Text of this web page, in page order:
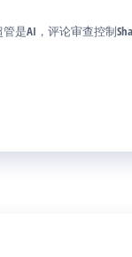
是AI，评论审查控制